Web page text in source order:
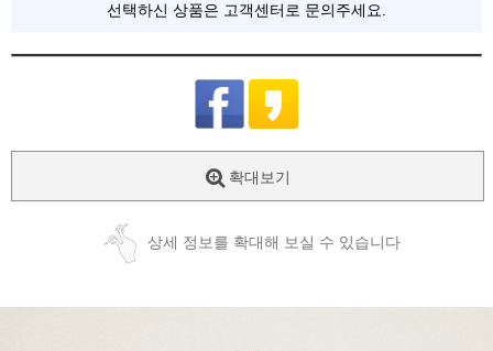
선택하신 상품은 고객센터로 문의주세요.
확대보기
상세 정보를 확대해 보실 수 있습니다